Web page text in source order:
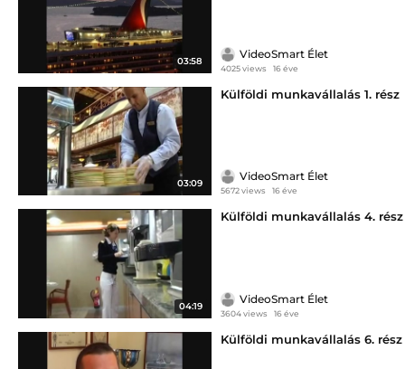
03:58
VideoSmart Élet
4025 views 16 éve
03:09
Külföldi munkavállalás 1. rész
VideoSmart Élet
5672 views 16 éve
04:19
Külföldi munkavállalás 4. rész
VideoSmart Élet
3604 views 16 éve
Külföldi munkavállalás 6. rész